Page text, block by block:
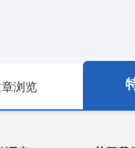
浏览